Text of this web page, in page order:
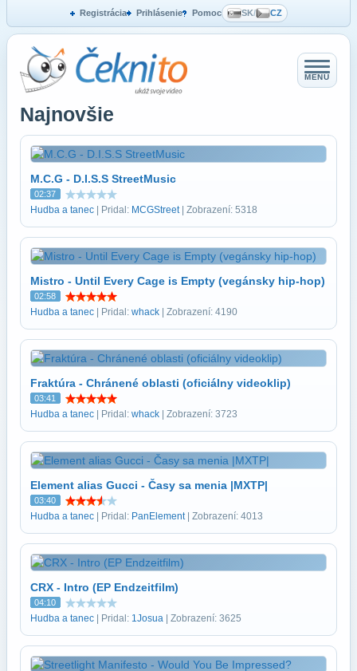
Registrácia Prihlásenie Pomoc SK/ CZ
MENU
Najnovšie
M.C.G - D.I.S.S StreetMusic
02:37
Hudba a tanec | Pridal: MCGStreet| Zobrazení: 5318
Mistro - Until Every Cage is Empty (vegánsky hip-hop)
02:58
Hudba a tanec | Pridal: whack | Zobrazení: 4190
Fraktúra - Chránené oblasti (oficiálny videoklip)
03:41
Hudba a tanec | Pridal: whack | Zobrazení: 3723
Element alias Gucci - Časy sa menia |MXTP|
03:40
Hudba a tanec | Pridal: PanElement| Zobrazení: 4013
CRX - Intro (EP Endzeitfilm)
04:10
Hudba a tanec | Pridal: 1Josua | Zobrazení: 3625